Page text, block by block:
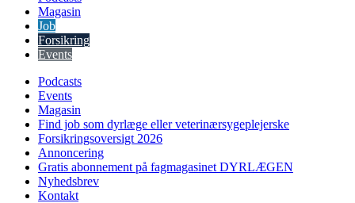
Magasin
Job
Forsikring
Events
Podcasts
Events
Magasin
Find job som dyrlæge eller veterinærsygeplejerske
Forsikringsoversigt 2026
Annoncering
Gratis abonnement på fagmagasinet DYRLÆGEN
Nyhedsbrev
Kontakt